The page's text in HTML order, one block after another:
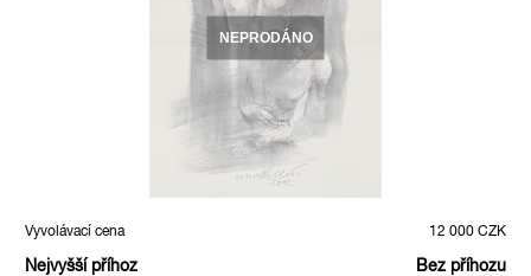
NEPRODÁNO
Vyvolávací cena 12 000 CZK
Nejvyšší příhoz Bez příhozu